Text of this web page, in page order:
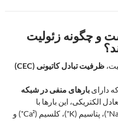
و چگونه زئولیت
ظرفیت تبادل کاتیونی (CEC)
دارای بارهای منفی در شبکه
الکتریکی، این بارها با
مانند سدیم (Na⁺)، پتاسیم (K⁺)، کلسیم (Ca²⁺) و